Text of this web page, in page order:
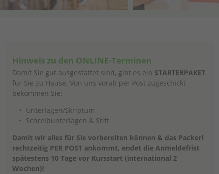
Hinweis zu den ONLINE-Terminen
Damit Sie gut ausgestattet sind, gibt es ein STARTERPAKET
für Sie zu Hause. Von uns vorab per Post zugeschickt
bekommen Sie:
Unterlagen/Skriptum
Schreibunterlagen & Stift
Damit wir alles für Sie vorbereiten können & das Packerl
rechtzeitig PER POST ankommt, endet die Anmeldefrist
spätestens 10 Tage vor Kursstart (international 2
Wochen)!